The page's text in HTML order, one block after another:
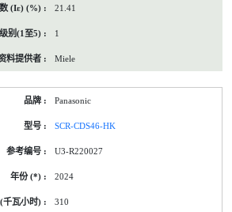
21.41
1
Miele
Panasonic
SCR-CDS46-HK
U3-R220027
2024
310